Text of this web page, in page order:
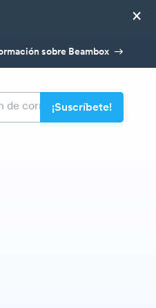
×
sobre Beambox